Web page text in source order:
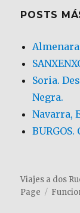
POSTS
Soria.
Negra.
Navarra,
Viajes a dos
Page